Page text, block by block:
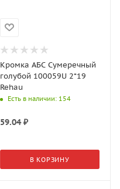
Кромка АБС Сумеречный
голубой 100059U 2*19
Rehau
Есть в наличии: 154
59.04₽
В КОРЗИНУ